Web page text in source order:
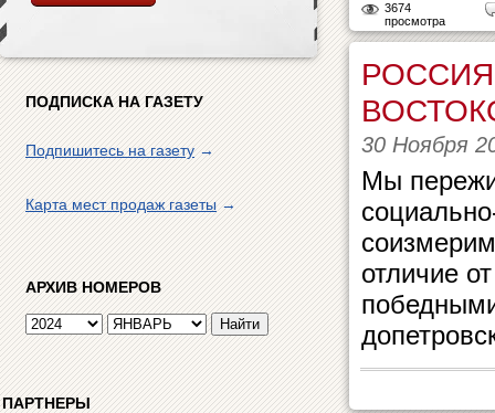
ПОДПИСКА НА ГАЗЕТУ
Подпишитесь на газету→
Карта мест продаж газеты→
АРХИВ НОМЕРОВ
ПАРТНЕРЫ
3674
просмотра
30 Ноября
Мы
отличие